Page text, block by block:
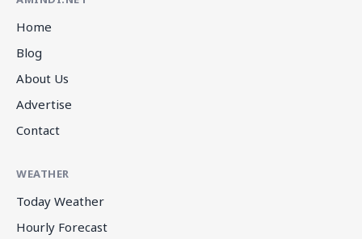
Home
Blog
About Us
Advertise
Contact
WEATHER
Today Weather
Hourly Forecast